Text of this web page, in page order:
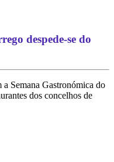
despede-se do
Semana Gastronómica do
dos concelhos de